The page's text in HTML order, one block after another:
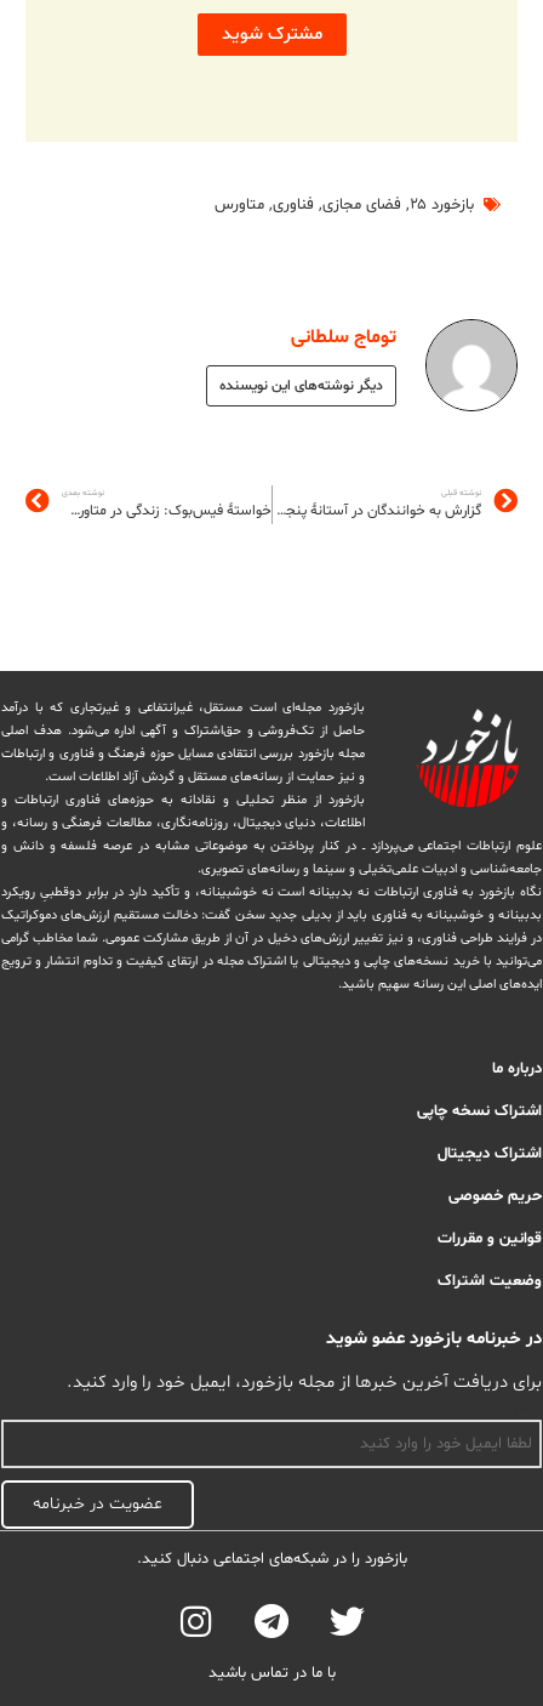
مشترک شوید
بازخورد ۲۵ , فضای مجازی, فناوری, متاورس
توماج سلطانی
دیگر نوشته‌های این نویسنده
نوشته قبلی
گزارش به خوانندگان در آستانۀ پنجمین سال انتشار
نوشته بعدی
خواستۀ فیس‌بوک: زندگی در متاورس
بازخورد مجله‌ای است مستقل، غیرانتفاعی و غیرتجاری که با درآمد
حاصل از تک‌فروشی و حق‌اشتراک و آگهی اداره می‌شود. ‏هدف اصلی
مجله بازخورد بررسی انتقادی مسایل حوزه فرهنگ و فناوری و ارتباطات
و نیز حمایت از رسانه‌های مستقل و‌ گردش ‏آزاد اطلاعات است.
بازخورد از منظر تحلیلی و نقادانه به حوزه‌های فناوری ارتباطات و
اطلاعات، دنیای دیجیتال، روزنامه‌نگاری، ‏مطالعات فرهنگی و رسانه، و
علوم ارتباطات اجتماعی می‌پردازد ــ در کنار پرداختن به موضوعاتی مشابه در عرصه فلسفه و دانش و
‏جامعه‌شناسی و ادبیات علمی‌تخیلی و سینما و رسانه‌های تصویری.
نگاه بازخورد به فناوری ارتباطات نه بدبینانه است نه خوشبینانه، و تأکید دارد ‏در برابر دوقطبیِ رویکرد
بدبینانه و خوشبینانه به فناوری باید از بدیلی جدید سخن گفت: دخالت مستقیم ارزش‌های دموکراتیک
در ‏فرایند طراحی فناوری، و نیز تغییر ارزش‌های دخيل در آن از طریق مشاركت عمومی. شما مخاطب گرامی
می‌توانید با خرید نسخه‌های چاپی و دیجیتالی یا ‏اشتراک مجله در ارتقای کیفیت و تداوم انتشار و ترویج
ایده‌های اصلی این رسانه سهیم باشید.
درباره ما
اشتراک نسخه چاپی
اشتراک دیجیتال
حریم خصوصی
قوانین و مقررات
وضعیت اشتراک
در خبرنامه بازخورد عضو شوید
برای دریافت آخرین خبرها از مجله بازخورد، ایمیل خود را وارد کنید.
عضویت در خبرنامه
بازخورد را در شبکه‌های اجتماعی دنبال کنید.
با ما در تماس باشید